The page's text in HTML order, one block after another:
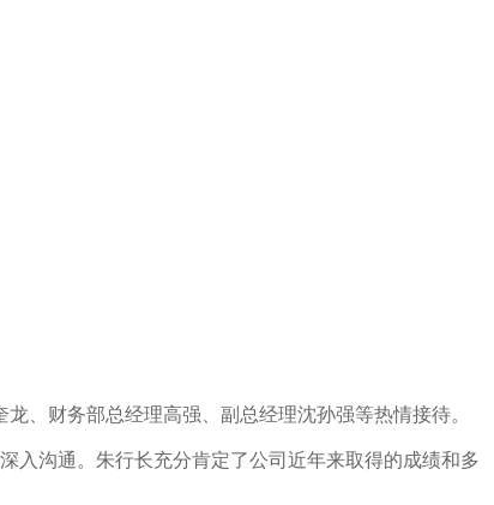
、财务部总经理高强、副总经理沈孙强等热情接待。
入沟通。 朱行长充分肯定了公司 近年来取得的成绩和多